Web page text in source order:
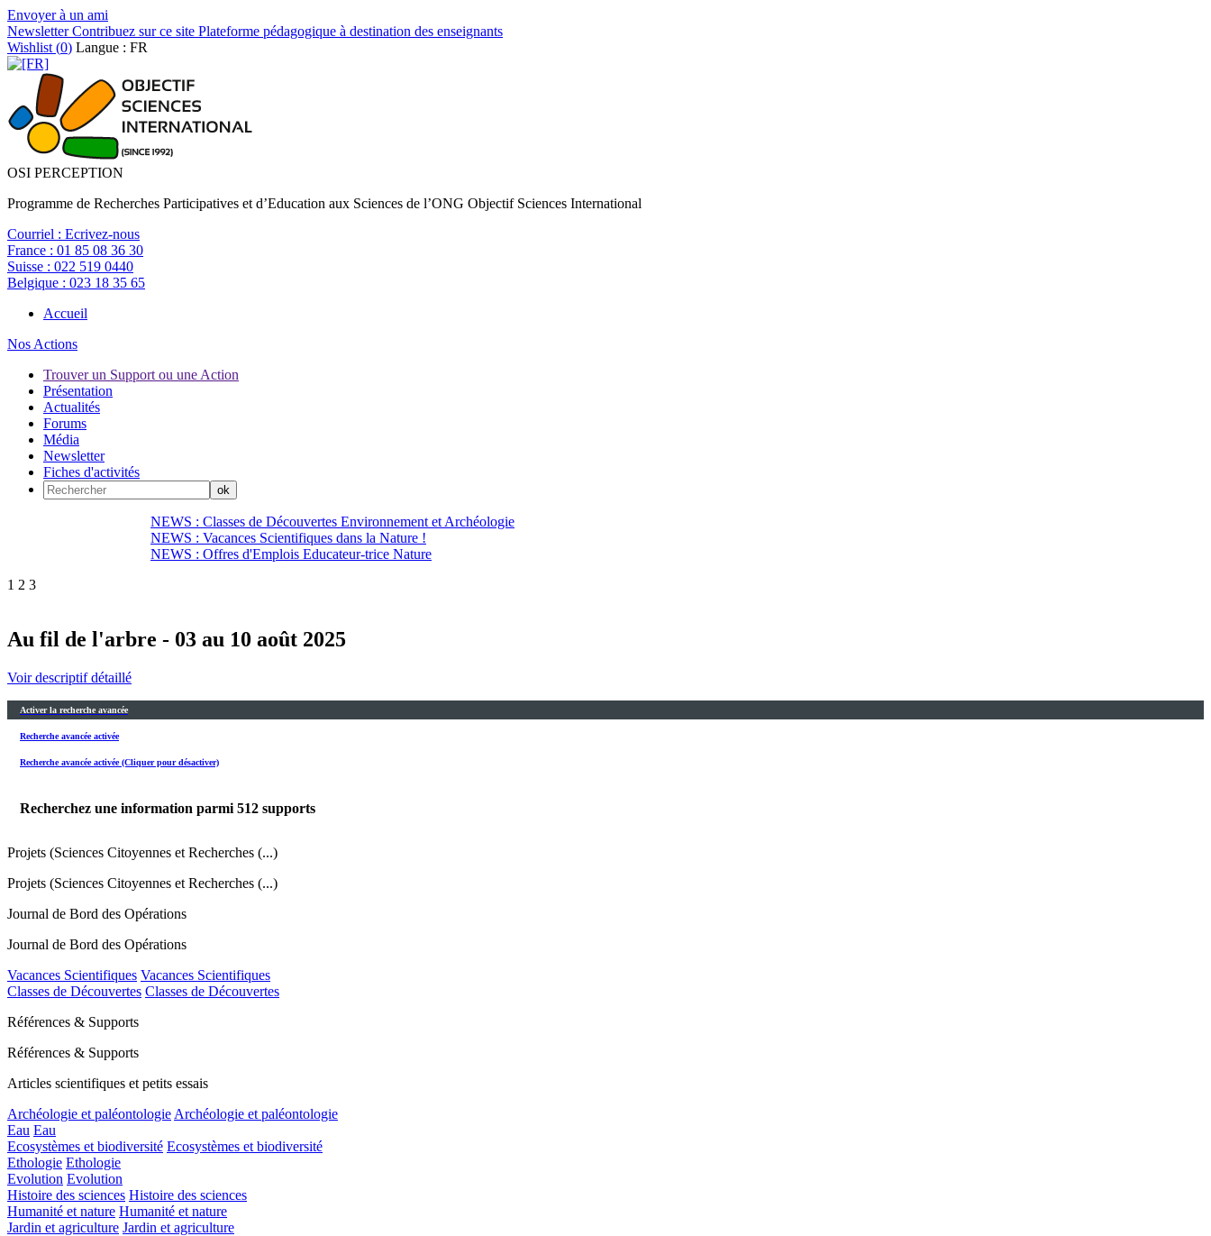
Envoyer à un ami
NewsletterContribuez sur ce site Plateforme pédagogique à destination des enseignants
Wishlist (0) Langue : FR
OSI PERCEPTION
Programme de Recherches Participatives et d’Education aux Sciences de l’ONG Objectif Sciences International
Courriel : Ecrivez-nous
France : 01 85 08 36 30
Suisse : 022 519 0440
Belgique : 023 18 35 65
Accueil
Nos Actions
Trouver un Support ou une Action
Présentation
Actualités
Forums
Média
Newsletter
Fiches d'activités
NEWS : Classes de Découvertes Environnement et Archéologie
NEWS : Vacances Scientifiques dans la Nature !
NEWS : Offres d'Emplois Educateur-trice Nature
1 2 3
Au fil de l'arbre - 03 au 10 août 2025
Voir descriptif détaillé
Activer la recherche avancée
Recherche avancée activée
Recherche avancée activée (Cliquer pour désactiver)
Recherchez une information parmi 512 supports
Projets (Sciences Citoyennes et Recherches (...)
Projets (Sciences Citoyennes et Recherches (...)
Journal de Bord des Opérations
Journal de Bord des Opérations
Vacances Scientifiques Vacances Scientifiques
Classes de Découvertes Classes de Découvertes
Références & Supports
Références & Supports
Articles scientifiques et petits essais
Archéologie et paléontologie Archéologie et paléontologie
Eau Eau
Ecosystèmes et biodiversité Ecosystèmes et biodiversité
Ethologie Ethologie
Evolution Evolution
Histoire des sciences Histoire des sciences
Humanité et nature Humanité et nature
Jardin et agriculture Jardin et agriculture